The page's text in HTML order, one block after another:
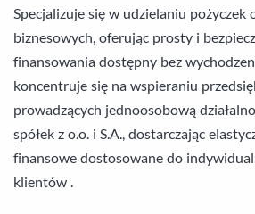
Specjalizuje się w udzielaniu
biznesowych, oferując prosty i
finansowania dostępny bez
koncentruje się na wspieraniu
prowadzących jednoosobową
spółek z o.o. i S.A., dostarczając
finansowe dostosowane do
klientów .